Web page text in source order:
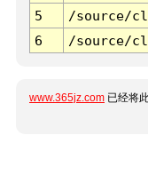
5
/source/
6
/source/
www.365jz.com 已经将